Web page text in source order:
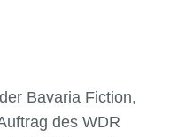
Bavaria Fiction,
des WDR